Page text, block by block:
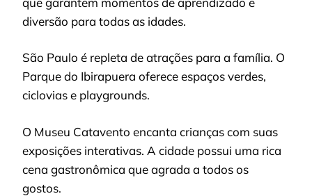
diversão para todas as idades.
São Paulo é repleta de atrações para a família. O
Parque do Ibirapuera oferece espaços verdes,
ciclovias e playgrounds.
O Museu Catavento encanta crianças com suas
exposições interativas. A cidade possui uma rica
cena gastronômica que agrada a todos os
gostos.